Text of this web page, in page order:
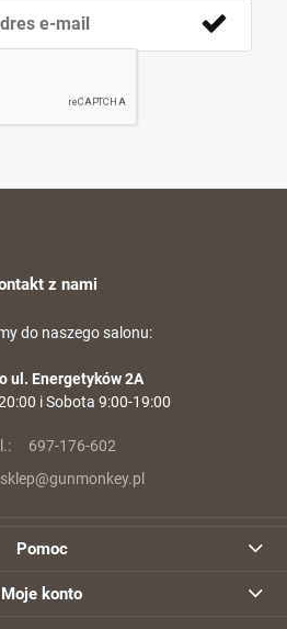
z nami
do naszego salonu:
ul. Energetyków 2A
i Sobota 9:00-19:00
697-176-602
sklep@gunmonkey.pl
Pomoc
Moje konto